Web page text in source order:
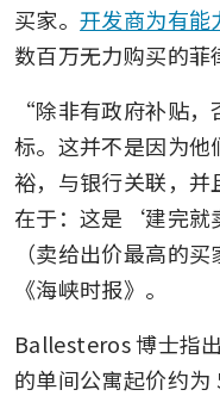
买家。开发商为有能
数百万无力购买的菲
“除非有政府补贴
标。这并不是因为
裕，与银行关联，
在于：这是‘建完就
（卖给出价最高的
《海峡时报》。
Ballesteros 博士指
的单间公寓起价约